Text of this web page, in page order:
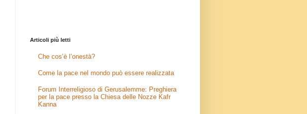
Articoli più letti
Che cos’è l’onestà?
Come la pace nel mondo può essere realizzata
Forum Interreligioso di Gerusalemme: Preghiera
per la pace presso la Chiesa delle Nozze Kafr
Kanna